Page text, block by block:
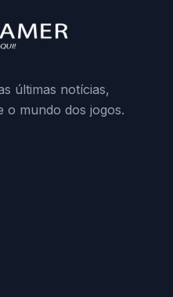
do preload,
não autorizados
últimas notícias,
o mundo dos jogos.